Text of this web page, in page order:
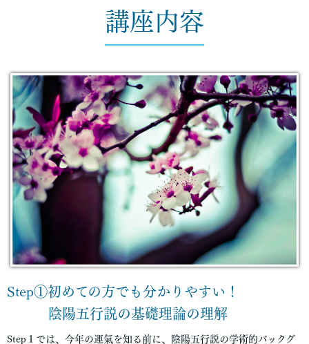
講座内容
Step①初めての方でも分かりやすい！
陰陽五行説の基礎理論の理解
Step１では、今年の運氣を知る前に、陰陽五行説の学術的バックグ